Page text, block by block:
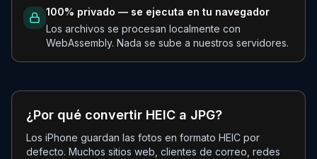
100% privado — se ejecuta en tu navegador
Los archivos se procesan localmente con
WebAssembly. Nada se sube a nuestros servidores.
¿Por qué convertir HEIC a JPG?
Los iPhone guardan las fotos en formato HEIC por
defecto. Muchos sitios web, clientes de correo, redes